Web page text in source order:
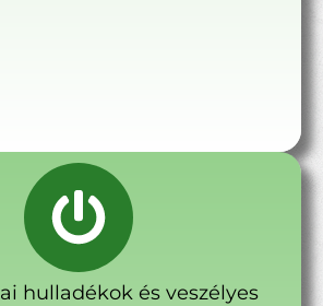
hulladékok és veszélyes